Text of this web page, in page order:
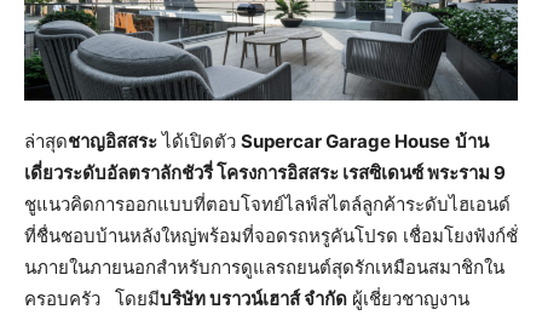
ล่าสุดชาญอิสสระได้เปิดตัว Supercar Garage House บ้าน
เดี่ยวระดับอัลตราลักชัวรี่ โครงการอิสสระ เรสซิเดนซ์ พระราม 9
ชูแนวคิดการออกแบบที่ตอบโจทย์ไลฟ์สไตล์ลูกค้าระดับไฮเอนด์
ที่ชื่นชอบบ้านหลังใหญ่พร้อมที่จอดรถหรูคันโปรด เชื่อมโยงฟังก์ชั่
นภายในภายนอกสำหรับการดูแลรถยนต์สุดรักเหมือนสมาชิกใน
ครอบครัว โดยมีบริษัท บราวน์เฮาส์ จำกัด ผู้เชี่ยวชาญงาน